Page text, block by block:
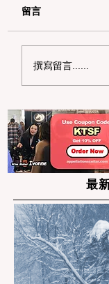
加州野区露
留言
撰寫留言......
最